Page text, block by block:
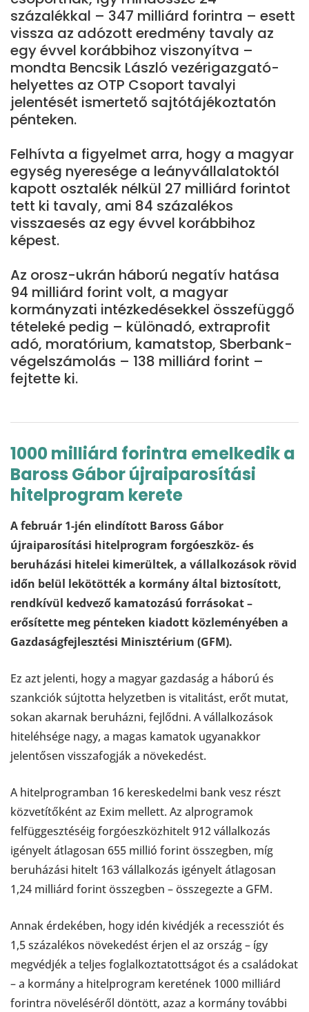
százalékkal – 347 milliárd forintra – esett
vissza az adózott eredmény tavaly az
egy évvel korábbihoz viszonyítva –
mondta Bencsik László vezérigazgató-
helyettes az OTP Csoport tavalyi
jelentését ismertető sajtótájékoztatón
pénteken.
Felhívta a figyelmet arra, hogy a magyar
egység nyeresége a leányvállalatoktól
kapott osztalék nélkül 27 milliárd forintot
tett ki tavaly, ami 84 százalékos
visszaesés az egy évvel korábbihoz
képest.
Az orosz-ukrán háború negatív hatása
94 milliárd forint volt, a magyar
kormányzati intézkedésekkel összefüggő
tételeké pedig – különadó, extraprofit
adó, moratórium, kamatstop, Sberbank-
végelszámolás – 138 milliárd forint –
fejtette ki.
1000 milliárd forintra emelkedik a
Baross Gábor újraiparosítási
hitelprogram kerete
A február 1-jén elindított Baross Gábor
újraiparosítási hitelprogram forgóeszköz- és
beruházási hitelei kimerültek, a vállalkozások rövid
időn belül lekötötték a kormány által biztosított,
rendkívül kedvező kamatozású forrásokat –
erősítette meg pénteken kiadott közleményében a
Gazdaságfejlesztési Minisztérium (GFM).
Ez azt jelenti, hogy a magyar gazdaság a háború és
szankciók sújtotta helyzetben is vitalitást, erőt mutat,
sokan akarnak beruházni, fejlődni. A vállalkozások
hiteléhsége nagy, a magas kamatok ugyanakkor
jelentősen visszafogják a növekedést.
A hitelprogramban 16 kereskedelmi bank vesz részt
közvetítőként az Exim mellett. Az alprogramok
felfüggesztéséig forgóeszközhitelt 912 vállalkozás
igényelt átlagosan 655 millió forint összegben, míg
beruházási hitelt 163 vállalkozás igényelt átlagosan
1,24 milliárd forint összegben – összegezte a GFM.
Annak érdekében, hogy idén kivédjék a recessziót és
1,5 százalékos növekedést érjen el az ország – így
megvédjék a teljes foglalkoztatottságot és a családokat
– a kormány a hitelprogram keretének 1000 milliárd
forintra növeléséről döntött, azaz a kormány további